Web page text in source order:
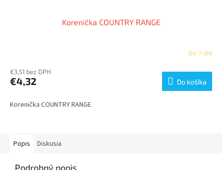
Korenička COUNTRY RANGE
Do 7 dní
€3,51 bez DPH
€4,32 Do košíka
Korenička COUNTRY RANGE
Popis Diskusia
Podrobný popis